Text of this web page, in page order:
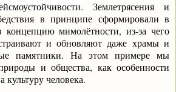
Землетрясения и
в принципе сформировали в
концепцию мимолётности, из-за чего
и обновляют даже храмы и
памятники. На этом примере мы
и общества, как особенности
человека.